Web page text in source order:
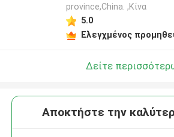
province,China. ,Κίνα
5.0
Ελεγχμένος
Δείτε
Αποκτήστε την